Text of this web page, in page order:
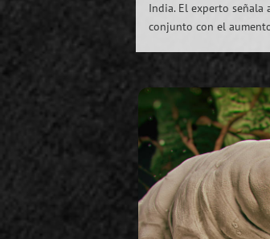
India. El experto señala
conjunto con el